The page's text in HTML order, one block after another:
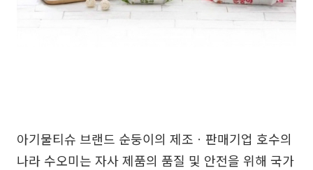
아기물티슈 브랜드 순둥이의 제조ㆍ판매기업 호수의
나라 수오미는 자사 제품의 품질 및 안전을 위해 국가